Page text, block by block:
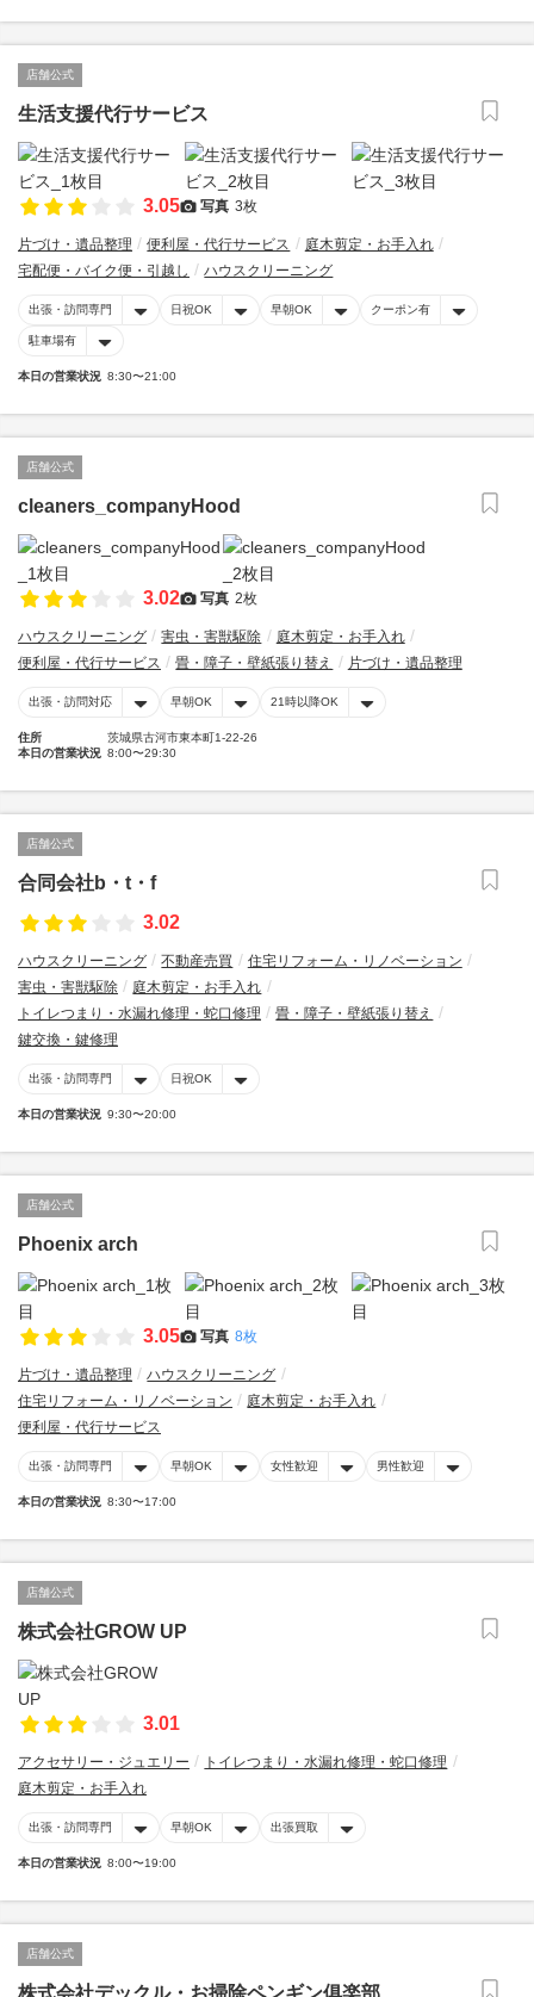
店舗公式
生活支援代行サービス
3.05 写真 3枚
片づけ・遺品整理 便利屋・代行サービス
庭木剪定・お手入れ
宅配便・バイク便・引越し
ハウスクリーニング
出張・訪問専門 日祝OK 早朝OK クーポン有
駐車場有
本日の営業状況 8:30〜21:00
店舗公式
cleaners_companyHood
3.02 写真 2枚
ハウスクリーニング 害虫・害獣駆除
庭木剪定・お手入れ
便利屋・代行サービス
畳・障子・壁紙張り替え 片づけ・遺品整理
出張・訪問対応 早朝OK 21時以降OK
住所
茨城県古河市東本町1-22-26
本日の営業状況 8:00〜29:30
店舗公式
合同会社b・t・f
3.02
ハウスクリーニング 不動産売買
住宅リフォーム・リノベーション
害虫・害獣駆除
庭木剪定・お手入れ
トイレつまり・水漏れ修理・蛇口修理
畳・障子・壁紙張り替え
鍵交換・鍵修理
出張・訪問専門 日祝OK
本日の営業状況 9:30〜20:00
店舗公式
Phoenix arch
3.05 写真 8枚
片づけ・遺品整理
ハウスクリーニング
住宅リフォーム・リノベーション
庭木剪定・お手入れ
便利屋・代行サービス
出張・訪問専門 早朝OK 女性歓迎 男性歓迎
本日の営業状況 8:30〜17:00
店舗公式
株式会社GROW UP
3.01
アクセサリー・ジュエリー
トイレつまり・水漏れ修理・蛇口修理
庭木剪定・お手入れ
出張・訪問専門 早朝OK 出張買取
本日の営業状況 8:00〜19:00
店舗公式
株式会社デックル・お掃除ペンギン俱楽部